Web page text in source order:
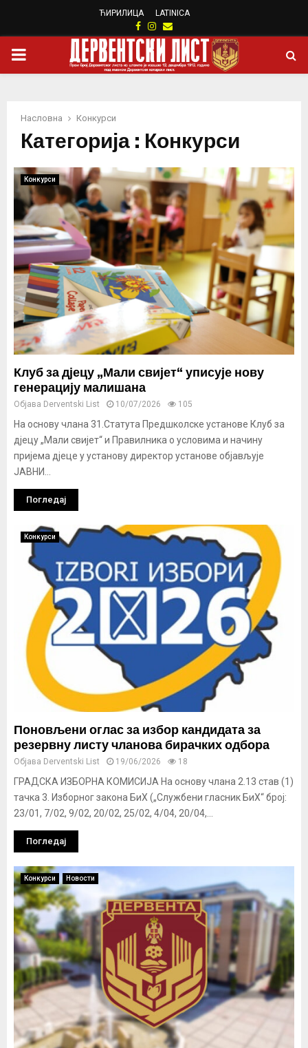
ЋИРИЛИЦА LATINICA
Facebook
Instagram
Email
PRIMARY
Насловна Конкурси
Категорија : Конкурси
Конкурси
Клуб за дјецу „Мали свијет“ уписује нову
генерацију малишана
Објава Derventski List 10/07/2026 105
На основу члана 31.Статута Предшколске установе Клуб за
дјецу „Мали свијет“ и Правилника о условима и начину
пријема дјеце у установу директор установе објављује
ЈАВНИ...
Погледај
Конкурси
Поновљени оглас за избор кандидата за
резервну листу чланова бирачких одбора
Објава Derventski List 19/06/2026 18
ГРАДСКА ИЗБОРНА КОМИСИЈА На основу члана 2.13 став (1)
тачка 3. Изборног закона БиХ („Службени гласник БиХ“ број:
23/01, 7/02, 9/02, 20/02, 25/02, 4/04, 20/04,...
Погледај
Конкурси Новости